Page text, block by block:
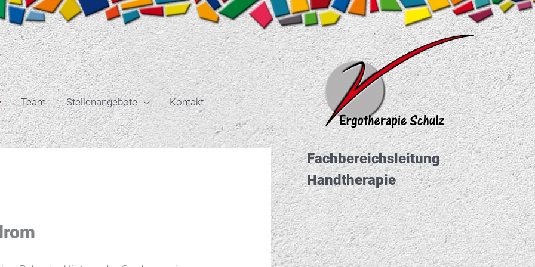
Team Stellenangebote Kontakt
Fachbereichs­leitung
Handtherapie